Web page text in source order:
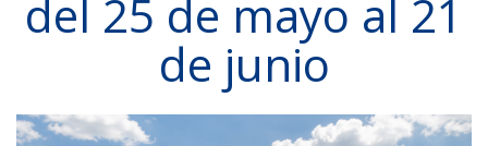
del 25 de mayo al 21
de junio